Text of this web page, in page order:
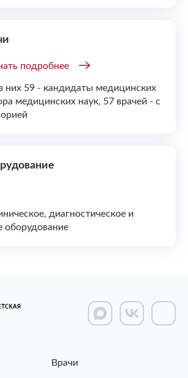
них 59 - кандидаты медицинских
медицинских наук, 57 врачей - с
подробнее
диагностическое и
оборудование
Врачи